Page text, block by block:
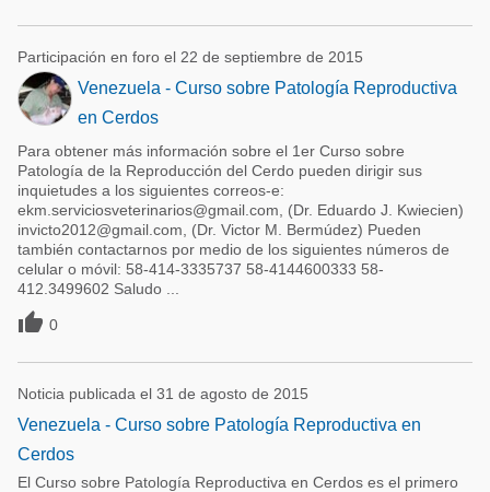
Participación en foro el 22 de septiembre de 2015
Venezuela - Curso sobre Patología Reproductiva
en Cerdos
Para obtener más información sobre el 1er Curso sobre
Patología de la Reproducción del Cerdo pueden dirigir sus
inquietudes a los siguientes correos-e:
ekm.serviciosveterinarios@gmail.com, (Dr. Eduardo J. Kwiecien)
invicto2012@gmail.com, (Dr. Victor M. Bermúdez) Pueden
también contactarnos por medio de los siguientes números de
celular o móvil: 58-414-3335737 58-4144600333 58-
412.3499602 Saludo ...
 0
Noticia publicada el 31 de agosto de 2015
Venezuela - Curso sobre Patología Reproductiva en
Cerdos
El Curso sobre Patología Reproductiva en Cerdos es el primero